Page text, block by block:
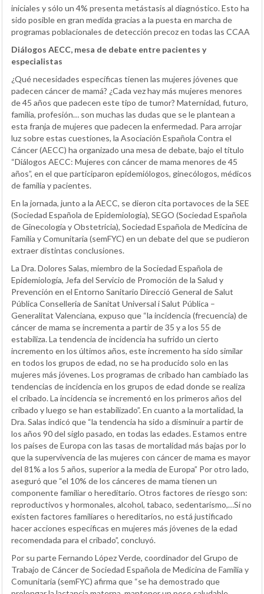
iniciales y sólo un 4% presenta metástasis al diagnóstico. Esto ha
sido posible en gran medida gracias a la puesta en marcha de
programas poblacionales de detección precoz en todas las CCAA
Diálogos AECC, mesa de debate entre pacientes y
especialistas
¿Qué necesidades específicas tienen las mujeres jóvenes que
padecen cáncer de mamá? ¿Cada vez hay más mujeres menores
de 45 años que padecen este tipo de tumor? Maternidad, futuro,
familia, profesión… son muchas las dudas que se le plantean a
esta franja de mujeres que padecen la enfermedad. Para arrojar
luz sobre estas cuestiones, la Asociación Española Contra el
Cáncer (AECC) ha organizado una mesa de debate, bajo el título
“Diálogos AECC: Mujeres con cáncer de mama menores de 45
años”, en el que participaron epidemiólogos, ginecólogos, médicos
de familia y pacientes.
En la jornada, junto a la AECC, se dieron cita portavoces de la SEE
(Sociedad Española de Epidemiología), SEGO (Sociedad Española
de Ginecología y Obstetricia), Sociedad Española de Medicina de
Familia y Comunitaria (semFYC) en un debate del que se pudieron
extraer distintas conclusiones.
La Dra. Dolores Salas, miembro de la Sociedad Española de
Epidemiología, Jefa del Servicio de Promoción de la Salud y
Prevención en el Entorno Sanitario Direcció General de Salut
Pública Conselleria de Sanitat Universal i Salut Pública –
Generalitat Valenciana, expuso que “la incidencia (frecuencia) de
cáncer de mama se incrementa a partir de 35 y a los 55 de
estabiliza. La tendencia de incidencia ha sufrido un cierto
incremento en los últimos años, este incremento ha sido similar
en todos los grupos de edad, no se ha producido solo en las
mujeres más jóvenes. Los programas de cribado han cambiado las
tendencias de incidencia en los grupos de edad donde se realiza
el cribado. La incidencia se incrementó en los primeros años del
cribado y luego se han estabilizado”. En cuanto a la mortalidad, la
Dra. Salas indicó que “la tendencia ha sido a disminuir a partir de
los años 90 del siglo pasado, en todas las edades. Estamos entre
los países de Europa con las tasas de mortalidad más bajas por lo
que la supervivencia de las mujeres con cáncer de mama es mayor
del 81% a los 5 años, superior a la media de Europa” Por otro lado,
aseguró que “el 10% de los cánceres de mama tienen un
componente familiar o hereditario. Otros factores de riesgo son:
reproductivos y hormonales, alcohol, tabaco, sedentarismo,…Si no
existen factores familiares o hereditarios, no está justificado
hacer acciones específicas en mujeres más jóvenes de la edad
recomendada para el cribado”, concluyó.
Por su parte Fernando López Verde, coordinador del Grupo de
Trabajo de Cáncer de Sociedad Española de Medicina de Familia y
Comunitaria (semFYC) afirma que “se ha demostrado que